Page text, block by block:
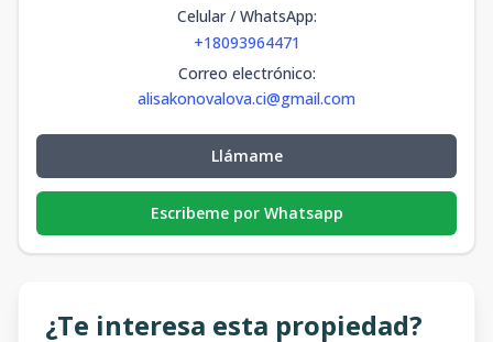
Celular / WhatsApp:
+18093964471
Correo electrónico:
alisakonovalova.ci@gmail.com
Llámame
Escribeme por Whatsapp
¿Te interesa esta propiedad?